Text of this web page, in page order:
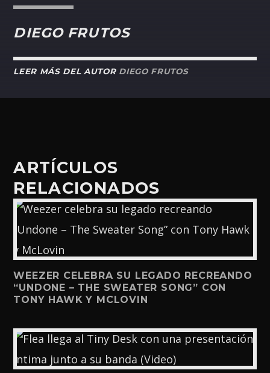
DIEGO FRUTOS
LEER MÁS DEL AUTOR DIEGO FRUTOS
ARTÍCULOS
RELACIONADOS
WEEZER CELEBRA SU LEGADO RECREANDO
“UNDONE – THE SWEATER SONG” CON
TONY HAWK Y MCLOVIN